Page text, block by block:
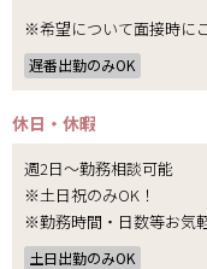
※希望について面接時に
遅番出勤のみOK
休日・休暇
週2日～勤務相談可能
※土日祝のみOK！
※勤務時間・日数等お気
土日出勤のみOK